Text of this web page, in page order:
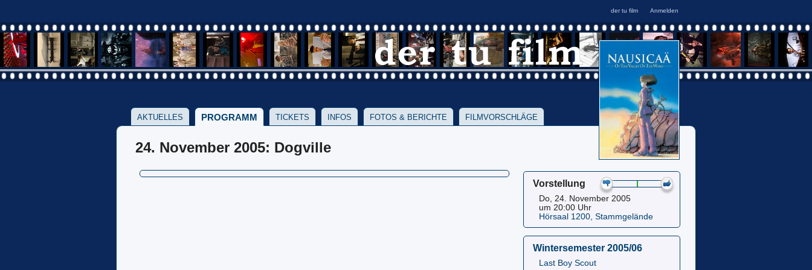
AKTUELLES PROGRAMM TICKETS INFOS FOTOS & BERICHTE FILMVORSCHLÄGE
Vorstellung
Do, 24. November 2005
um 20:00 Uhr
Hörsaal 1200, Stammgelände
Wintersemester 2005/06
Last Boy Scout
24. November 2005: Dogville